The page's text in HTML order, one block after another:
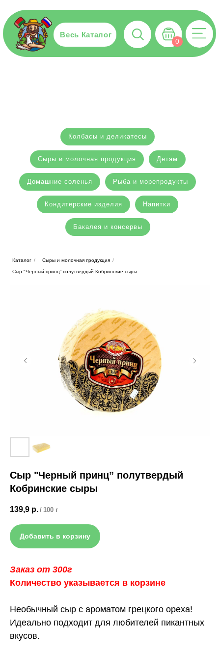
Весь Каталог
0
Колбасы и деликатесы
Сыры и молочная продукция Детям
Домашние соленья Рыба и морепродукты
Кондитерские изделия Напитки
Бакалея и консервы
Каталог / Сыры и молочная продукция /
Сыр "Черный принц” полутвердый Кобринские сыры
Сыр "Черный принц” полутвердый
Кобринские сыры
139,9 р. / 100 г
Добавить в корзину
Заказ от 300г
Количество указывается в корзине
Необычный сыр с ароматом грецкого ореха!
Идеально подходит для любителей пикантных
вкусов.